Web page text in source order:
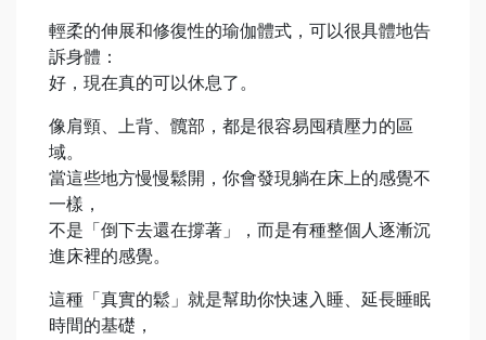
輕柔的伸展和修復性的瑜伽體式，可以很具體地告
訴身體：
好，現在真的可以休息了。
像肩頸、上背、髖部，都是很容易囤積壓力的區
域。
當這些地方慢慢鬆開，你會發現躺在床上的感覺不
一樣，
不是「倒下去還在撐著」，而是有種整個人逐漸沉
進床裡的感覺。
這種「真實的鬆」就是幫助你快速入睡、延長睡眠
時間的基礎，